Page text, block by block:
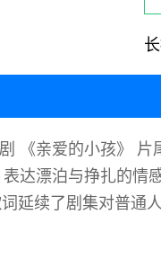
《亲爱的小孩》
达漂泊与挣扎的情
延续了剧集对普通